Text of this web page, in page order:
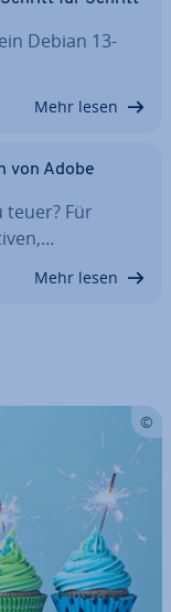
Debian 13-
Mehr lesen
von Adobe
teuer? Für
Mehr lesen